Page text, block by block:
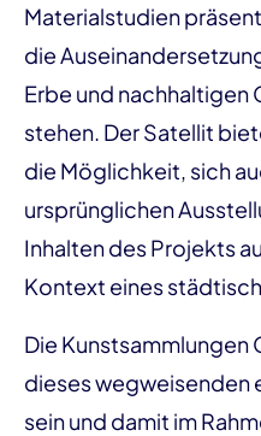
Materialstudien
die
Erbe und
stehen. Der Satellit
die Möglichkeit, sich
ursprünglichen
Inhalten des Projekts
Kontext eines
Die Kunstsammlungen
dieses wegweisenden
sein und damit im